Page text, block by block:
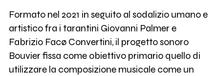
Formato nel 2021 in seguito al sodalizio umano e
artistico fra i tarantini Giovanni Palmer e
Fabrizio Facø Convertini, il progetto sonoro
Bouvier fissa come obiettivo primario quello di
utilizzare la composizione musicale come un